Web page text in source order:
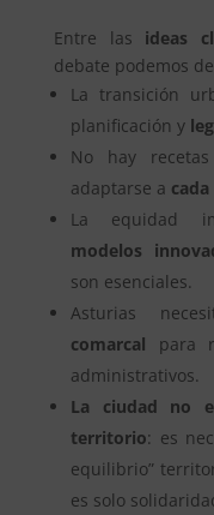
Entre las ideas
debate podemos
La transición
planificación y
No hay
adaptarse a
La equidad
modelos
son esenciales.
Asturias
comarcal para
administrativos.
La ciudad no
territorio: es
equilibrio”
es solo